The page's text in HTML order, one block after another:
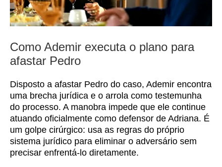
Como Ademir executa o plano para
afastar Pedro
Disposto a afastar Pedro do caso, Ademir encontra
uma brecha jurídica e o arrola como testemunha
do processo. A manobra impede que ele continue
atuando oficialmente como defensor de Adriana. É
um golpe cirúrgico: usa as regras do próprio
sistema jurídico para eliminar o adversário sem
precisar enfrentá-lo diretamente.